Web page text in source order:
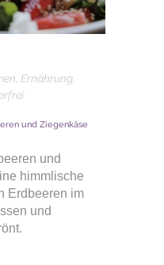
Ernährung
und Ziegenkäse
und
himmlische
Erdbeeren im
und